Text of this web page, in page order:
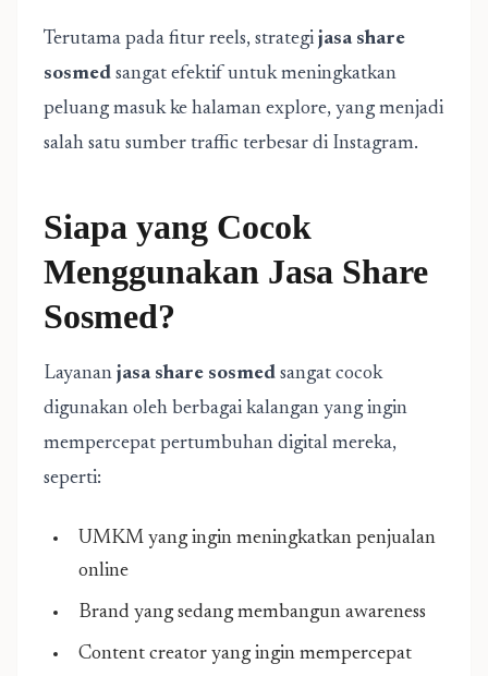
Terutama pada fitur reels, strategi jasa share
sosmed sangat efektif untuk meningkatkan
peluang masuk ke halaman explore, yang menjadi
salah satu sumber traffic terbesar di Instagram.
Siapa yang Cocok
Menggunakan Jasa Share
Sosmed?
Layanan jasa share sosmed sangat cocok
digunakan oleh berbagai kalangan yang ingin
mempercepat pertumbuhan digital mereka,
seperti:
UMKM yang ingin meningkatkan penjualan
online
Brand yang sedang membangun awareness
Content creator yang ingin mempercepat